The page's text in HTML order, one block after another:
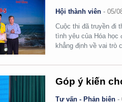
Hội thành viên -05/
Cuộc thi đã truyền đi
tình yêu của Hóa học
khẳng định về vai trò
Góp ý kiến
Tư vấn - Phản biện -